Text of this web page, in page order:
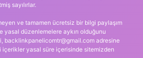
sayılırlar.
ve tamamen ücretsiz bir bilgi paylaşım
yasal düzenlemelere aykırı olduğunu
backlinkpanelicomtr@gmail.com adresine
içerikler yasal süre içerisinde sitemizden